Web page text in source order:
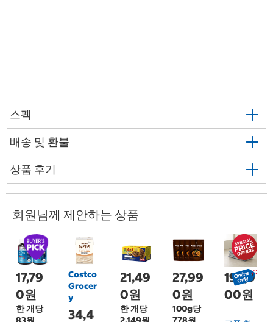
스펙
배송 및 환불
상품 후기
회원님께 제안하는 상품
17,79
0원
한 개당
Costco
Grocer
y
34,4
21,49
0원
한 개당
27,99
0원
100g당
199,9
00원